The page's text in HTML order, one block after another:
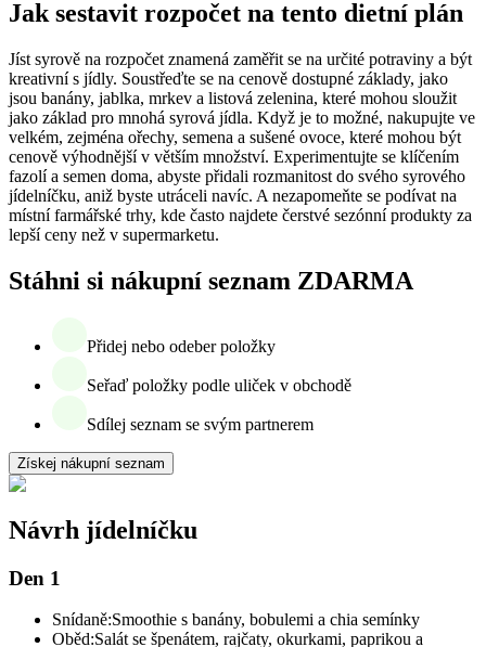
Jak sestavit rozpočet na tento dietní plán
Jíst syrově na rozpočet znamená zaměřit se na určité potraviny a být
kreativní s jídly. Soustřeďte se na cenově dostupné základy, jako
jsou banány, jablka, mrkev a listová zelenina, které mohou sloužit
jako základ pro mnohá syrová jídla. Když je to možné, nakupujte ve
velkém, zejména ořechy, semena a sušené ovoce, které mohou být
cenově výhodnější v větším množství. Experimentujte se klíčením
fazolí a semen doma, abyste přidali rozmanitost do svého syrového
jídelníčku, aniž byste utráceli navíc. A nezapomeňte se podívat na
místní farmářské trhy, kde často najdete čerstvé sezónní produkty za
lepší ceny než v supermarketu.
Stáhni si nákupní seznam ZDARMA
Přidej nebo odeber položky
Seřaď položky podle uliček v obchodě
Sdílej seznam se svým partnerem
Získej nákupní seznam
Návrh jídelníčku
Den 1
Snídaně:Smoothie s banány, bobulemi a chia semínky
Oběd:Salát se špenátem, rajčaty, okurkami, paprikou a